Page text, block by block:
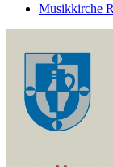
Musikkirche